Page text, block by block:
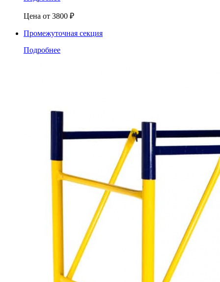
Цена от 3800 ₽
Промежуточная секция
Подробнее